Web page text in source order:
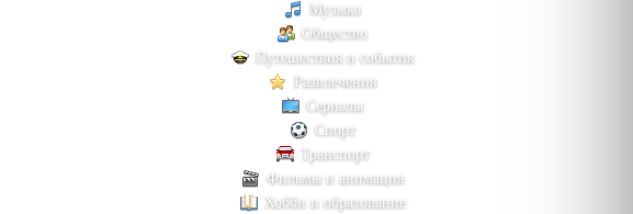
Музыка
Общество
Путешествия и события
Развлечения
Сериалы
Спорт
Транспорт
Фильмы и анимация
Хобби и образование